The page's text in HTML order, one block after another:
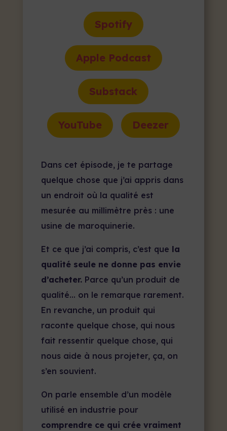
Spotify
Apple Podcast
Substack
YouTube Deezer
Dans cet épisode, je te partage
quelque chose que j’ai appris dans
un endroit où la qualité est
mesurée au millimètre près : une
usine de maroquinerie.
Et ce que j’ai compris, c’est que la
qualité seule ne donne pas envie
d’acheter.Parce qu’un produit de
qualité… on le remarque rarement.
En revanche, un produit qui
raconte quelque chose, qui nous
fait ressentir quelque chose, qui
nous aide à nous projeter, ça, on
s’en souvient.
On parle ensemble d’un modèle
utilisé en industrie pour
comprendre ce qui crée vraiment